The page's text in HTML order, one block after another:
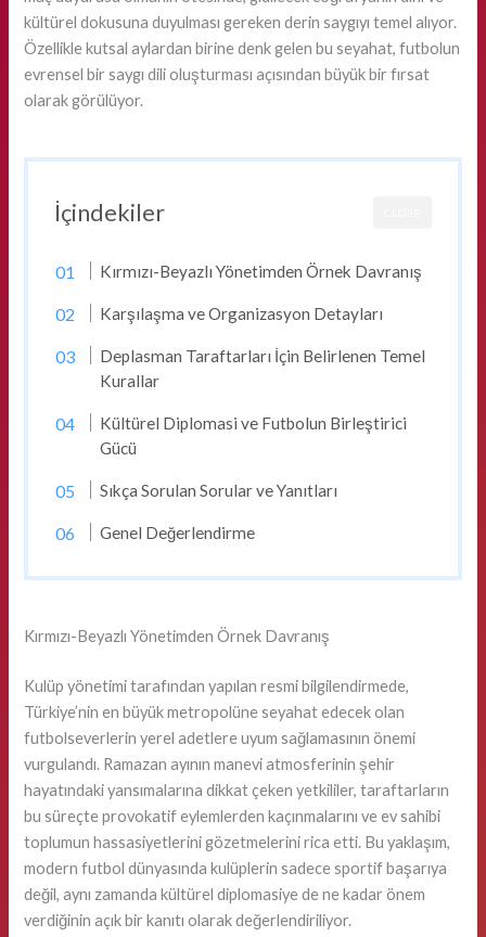
kültürel dokusuna duyulması gereken derin saygıyı temel alıyor.
Özellikle kutsal aylardan birine denk gelen bu seyahat, futbolun
evrensel bir saygı dili oluşturması açısından büyük bir fırsat
olarak görülüyor.
İçindekiler
Kırmızı-Beyazlı Yönetimden Örnek Davranış
Karşılaşma ve Organizasyon Detayları
Deplasman Taraftarları İçin Belirlenen Temel
Kurallar
Kültürel Diplomasi ve Futbolun Birleştirici
Gücü
Sıkça Sorulan Sorular ve Yanıtları
Genel Değerlendirme
Kırmızı-Beyazlı Yönetimden Örnek Davranış
Kulüp yönetimi tarafından yapılan resmi bilgilendirmede,
Türkiye’nin en büyük metropolüne seyahat edecek olan
futbolseverlerin yerel adetlere uyum sağlamasının önemi
vurgulandı. Ramazan ayının manevi atmosferinin şehir
hayatındaki yansımalarına dikkat çeken yetkililer, taraftarların
bu süreçte provokatif eylemlerden kaçınmalarını ve ev sahibi
toplumun hassasiyetlerini gözetmelerini rica etti. Bu yaklaşım,
modern futbol dünyasında kulüplerin sadece sportif başarıya
değil, aynı zamanda kültürel diplomasiye de ne kadar önem
verdiğinin açık bir kanıtı olarak değerlendiriliyor.